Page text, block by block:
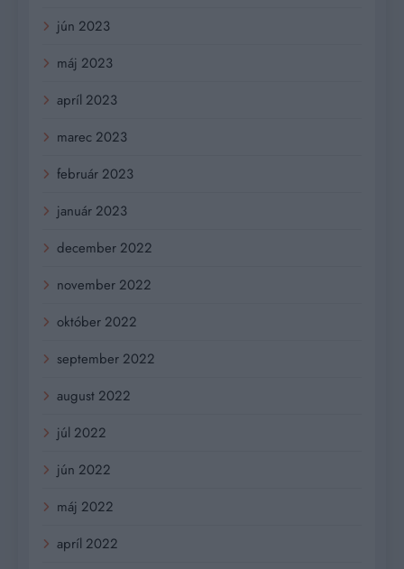
jún 2023
máj 2023
apríl 2023
marec 2023
február 2023
január 2023
december 2022
november 2022
október 2022
september 2022
august 2022
júl 2022
jún 2022
máj 2022
apríl 2022